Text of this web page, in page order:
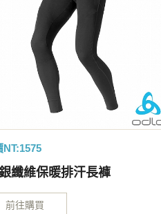
NT:1575
纖維保暖排汗長褲
前往購買